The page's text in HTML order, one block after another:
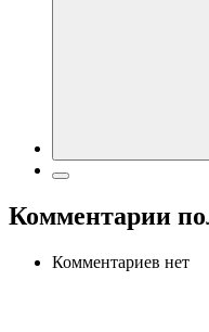
Комментарии
Комментариев нет